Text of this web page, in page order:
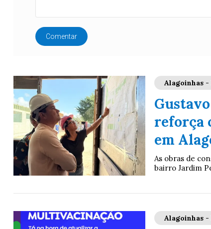
Comentar
Alagoinhas -
reforça
em
As obras de
bairro Jardim
Alagoinhas -